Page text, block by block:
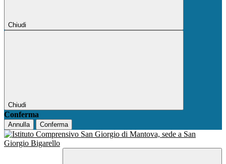
Chiudi
Chiudi
Conferma
Annulla Conferma